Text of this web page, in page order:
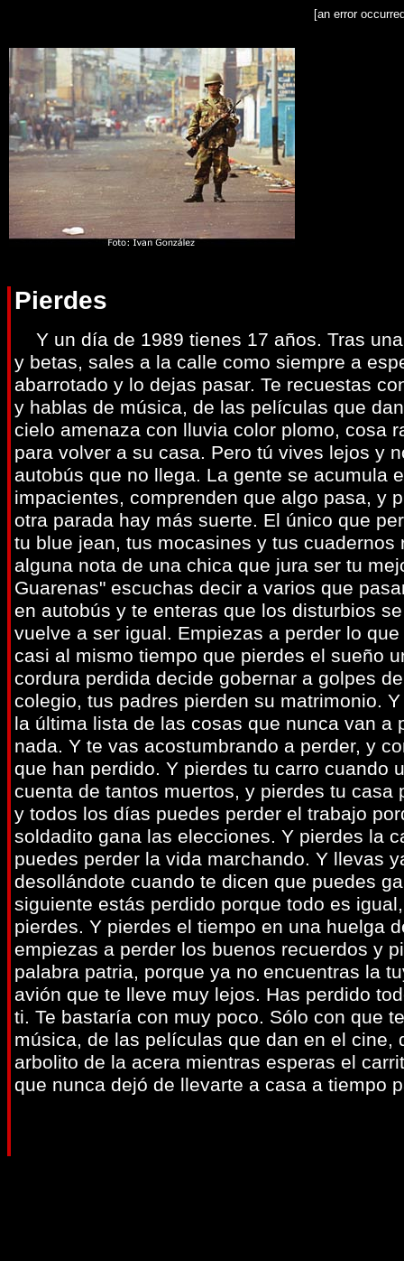
[an error
Pierdes
Y un día de 1989 tienes 17 años. Tras
y betas, sales a la calle como siempre a
abarrotado y lo dejas pasar. Te recuestas
y hablas de música, de las películas que
cielo amenaza con lluvia color plomo, cosa
para volver a su casa. Pero tú vives lejos y
autobús que no llega. La gente se acumula
impacientes, comprenden que algo pasa, y
otra parada hay más suerte. El único que
tu blue jean, tus mocasines y tus
alguna nota de una chica que jura ser tu
Guarenas" escuchas decir a varios que
en autobús y te enteras que los disturbios
vuelve a ser igual. Empiezas a perder lo
casi al mismo tiempo que pierdes el sueño
cordura perdida decide gobernar a golpes
colegio, tus padres pierden su matrimonio.
la última lista de las cosas que nunca van
nada. Y te vas acostumbrando a perder, y
que han perdido. Y pierdes tu carro cuando
cuenta de tantos muertos, y pierdes tu
y todos los días puedes perder el trabajo
soldadito gana las elecciones. Y pierdes la
puedes perder la vida marchando. Y llevas
desollándote cuando te dicen que puedes
siguiente estás perdido porque todo es
pierdes. Y pierdes el tiempo en una huelga
empiezas a perder los buenos recuerdos y
palabra patria, porque ya no encuentras la
avión que te lleve muy lejos. Has perdido
ti. Te bastaría con muy poco. Sólo con que
música, de las películas que dan en el
arbolito de la acera mientras esperas el
que nunca dejó de llevarte a casa a tiempo